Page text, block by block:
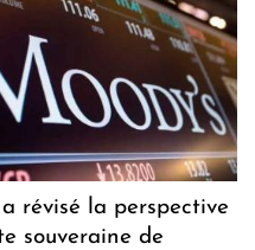
a révisé la perspective
souveraine de